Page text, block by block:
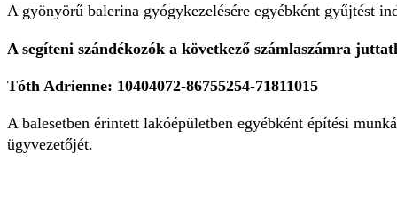
A gyönyörű balerina gyógykezelésére egyébként gyűjtést
A segíteni szándékozók a következő számlaszámra
Tóth Adrienne: 10404072-86755254-71811015
A balesetben érintett lakóépületben egyébként építési
ügyvezetőjét.